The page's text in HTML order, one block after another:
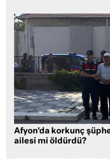
Afyon’da korkunç
ailesi mi öldürdü?